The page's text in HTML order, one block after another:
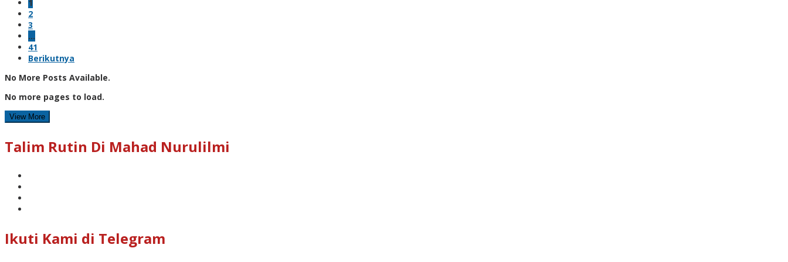
1
2
3
…
41
Berikutnya
No More Posts Available.
No more pages to load.
View More
Talim Rutin Di Mahad Nurulilmi
Ikuti Kami di Telegram